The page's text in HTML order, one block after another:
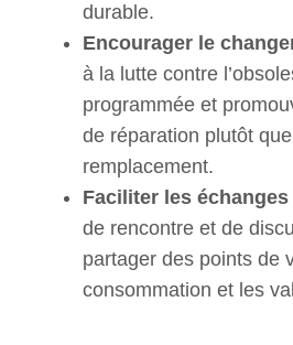
durable.
Encourager le
à la lutte contre
programmée et
de réparation plutôt
remplacement.
Faciliter les échanges
de rencontre et de
partager des points de
consommation et les